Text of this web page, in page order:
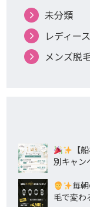
未分類
レディー
メンズ脱
【
別キャン
毎
毛で変わ